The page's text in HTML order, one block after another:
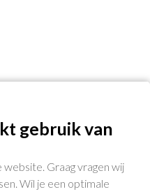
gebruik van
Graag vragen wij
Wil je een optimale